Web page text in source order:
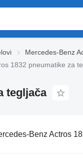
Mercedes-Benz
1832 pneumatikе za
tegljača
Benz Actros